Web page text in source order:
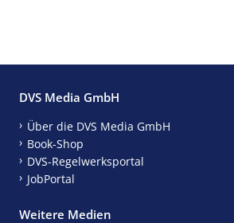
DVS Media GmbH
Über die DVS Media GmbH
Book-Shop
DVS-Regelwerksportal
JobPortal
Weitere Medien